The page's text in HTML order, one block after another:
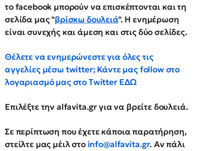
το facebook μπορούν να επισκέπτονται και τη
σελίδα μας "βρίσκω δουλειά". Η ενημέρωση
είναι συνεχής και άμεση και στις δύο σελίδες.
Θέλετε να ενημερώνεστε για όλες τις
αγγελίες μέσω twitter; Κάντε μας follow στο
λογαριασμό μας στο Twitter ΕΔΩ
Επιλέξτε την alfavita.grγια να βρείτε δουλειά.
Σε περίπτωση που έχετε κάποια παρατήρηση,
στείλτε μας μέιλ στο info@alfavita.gr. Αν πάλι